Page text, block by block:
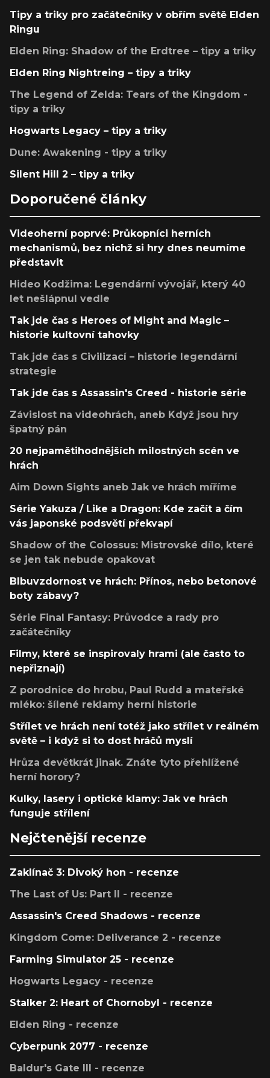
Tipy a triky pro začátečníky v obřím světě Elden
Ringu
Elden Ring: Shadow of the Erdtree – tipy a triky
Elden Ring Nightreing – tipy a triky
The Legend of Zelda: Tears of the Kingdom -
tipy a triky
Hogwarts Legacy – tipy a triky
Dune: Awakening - tipy a triky
Silent Hill 2 – tipy a triky
Doporučené články
Videoherní poprvé: Průkopníci herních
mechanismů, bez nichž si hry dnes neumíme
představit
Hideo Kodžima: Legendární vývojář, který 40
let nešlápnul vedle
Tak jde čas s Heroes of Might and Magic –
historie kultovní tahovky
Tak jde čas s Civilizací – historie legendární
strategie
Tak jde čas s Assassin's Creed - historie série
Závislost na videohrách, aneb Když jsou hry
špatný pán
20 nejpamětihodnějších milostných scén ve
hrách
Aim Down Sights aneb Jak ve hrách míříme
Série Yakuza / Like a Dragon: Kde začít a čím
vás japonské podsvětí překvapí
Shadow of the Colossus: Mistrovské dílo, které
se jen tak nebude opakovat
Blbuvzdornost ve hrách: Přínos, nebo betonové
boty zábavy?
Série Final Fantasy: Průvodce a rady pro
začátečníky
Filmy, které se inspirovaly hrami (ale často to
nepřiznají)
Z porodnice do hrobu, Paul Rudd a mateřské
mléko: šílené reklamy herní historie
Střílet ve hrách není totéž jako střílet v reálném
světě – i když si to dost hráčů myslí
Hrůza devětkrát jinak. Znáte tyto přehlížené
herní horory?
Kulky, lasery i optické klamy: Jak ve hrách
funguje střílení
Nejčtenější recenze
Zaklínač 3: Divoký hon - recenze
The Last of Us: Part II - recenze
Assassin's Creed Shadows - recenze
Kingdom Come: Deliverance 2 - recenze
Farming Simulator 25 - recenze
Hogwarts Legacy - recenze
Stalker 2: Heart of Chornobyl - recenze
Elden Ring - recenze
Cyberpunk 2077 - recenze
Baldur's Gate III - recenze